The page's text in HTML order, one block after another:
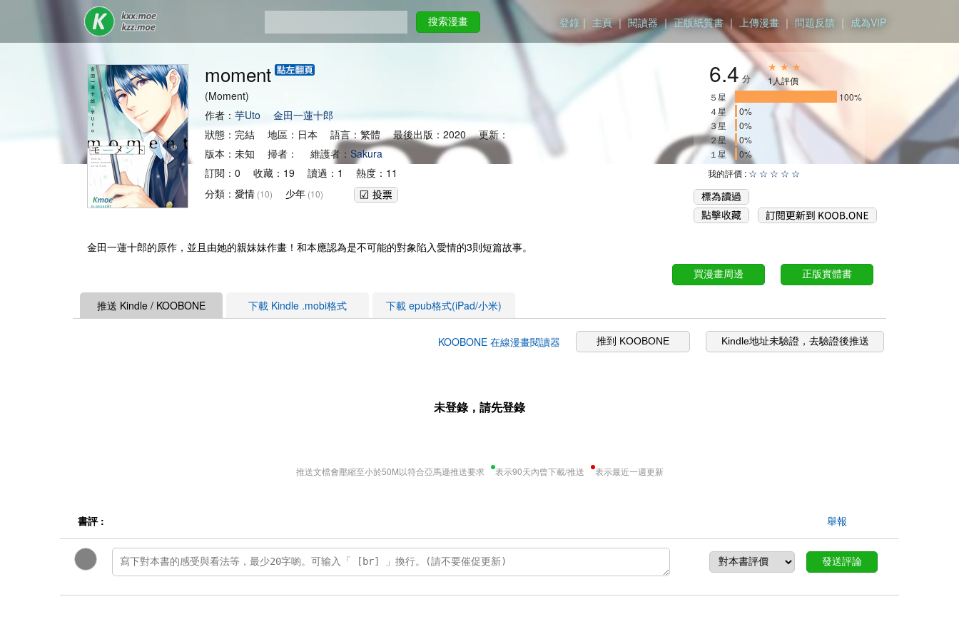
搜索漫畫 登錄 ｜ 主頁｜閱讀器｜正版紙質書｜ 上傳漫畫 ｜ 問題反饋 ｜ 成為VIP
moment
(Moment)
作者： 芋Uto
金田一蓮十郎
狀態：完結 地區：日本 語言：繁體 最後出版：2020 更新：
版本：未知 掃者： 維護者： Sakura
訂閱：0 收藏：19 讀過：1 熱度：11
分類： 愛情 (10) 少年 (10)
6.4 分
★ ★ ★
1人評價
５星
100%
４星 0%
３星
0%
２星0%
１星 0%
我的評價 : ☆ ☆ ☆ ☆ ☆
金田一蓮十郎的原作，並且由她的親妹妹作畫！和本應認為是不可能的對象陷入愛情的3則短篇故事。
買漫畫周邊 正版實體書
推送 Kindle / KOOBONE 下載 Kindle .mobi格式 下載 epub格式(iPad/小米)
KOOBONE 在線漫畫閱讀器 推到 KOOBONE Kindle地址未驗證，去驗證後推送
未登錄，請先登錄
推送文檔會壓縮至小於50M以符合亞馬遜推送要求 表示90天內曾下載/推送 表示最近一週更新
書評 : 舉報
發送評論